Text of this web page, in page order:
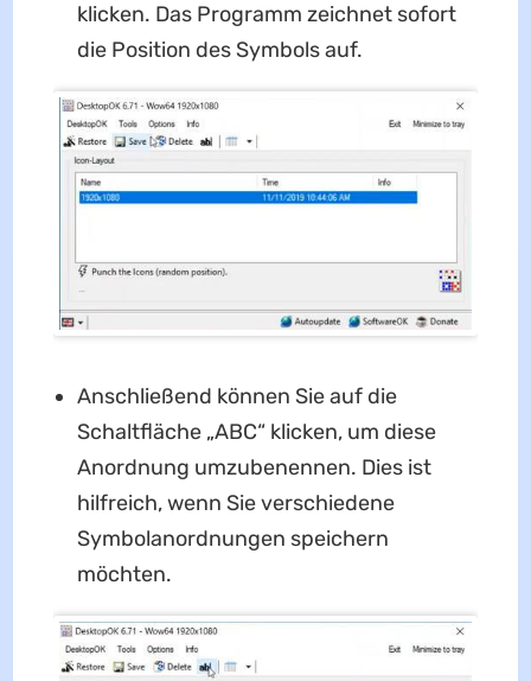
klicken. Das Programm zeichnet sofort
die Position des Symbols auf.
Anschließend können Sie auf die
Schaltfläche „ABC“ klicken, um diese
Anordnung umzubenennen. Dies ist
hilfreich, wenn Sie verschiedene
Symbolanordnungen speichern
möchten.